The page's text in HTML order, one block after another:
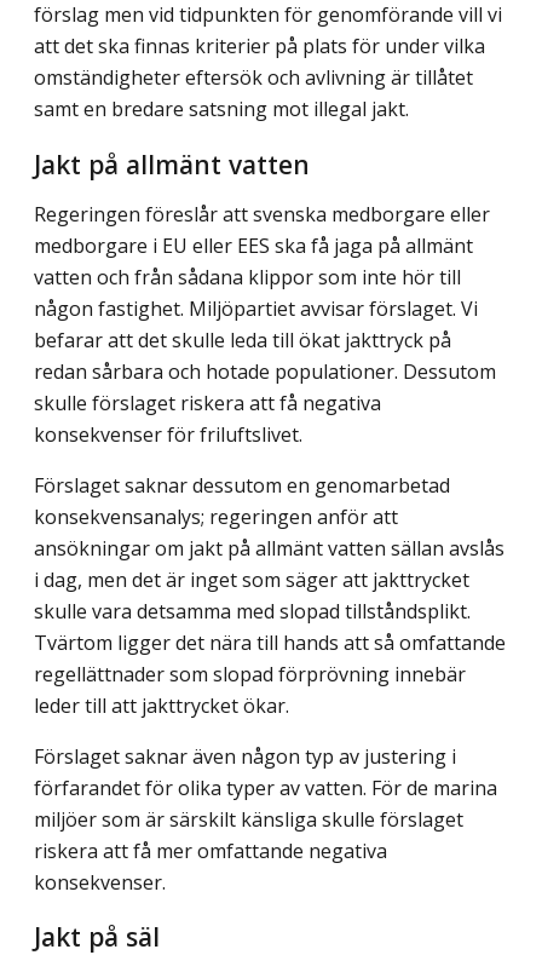
förslag men vid tidpunkten för genom­förande vill vi
att det ska finnas kriterier på plats för under vilka
omständigheter eftersök och avlivning är tillåtet
samt en bredare satsning mot illegal jakt.
Jakt på allmänt vatten
Regeringen föreslår att svenska medborgare eller
medborgare i EU eller EES ska få jaga på allmänt
vatten och från sådana klippor som inte hör till
någon fastighet. Miljöpartiet avvisar förslaget. Vi
befarar att det skulle leda till ökat jakttryck på
redan sårbara och hotade populationer. Dessutom
skulle förslaget riskera att få negativa
konsekvenser för friluftslivet.
Förslaget saknar dessutom en genomarbetad
konsekvensanalys; regeringen anför att
ansökningar om jakt på allmänt vatten sällan avslås
i dag, men det är inget som säger att jakttrycket
skulle vara detsamma med slopad tillståndsplikt.
Tvärtom ligger det nära till hands att så omfattande
regellättnader som slopad förprövning innebär
leder till att jakttrycket ökar.
Förslaget saknar även någon typ av justering i
förfarandet för olika typer av vatten. För de marina
miljöer som är särskilt känsliga skulle förslaget
riskera att få mer omfattande negativa
konsekvenser.
Jakt på säl